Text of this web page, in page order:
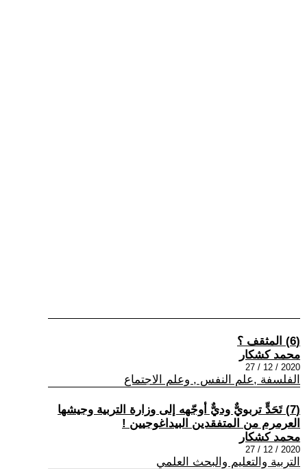
(6) المثقف ؟
محمد كشكار
2020 / 12 / 27
الفلسفة ,علم النفس , وعلم الاجتماع
(7) تَحَدٍّ تربويٌّ وديٌّ أوجّهه إلى وزارة التربية وجيشها
العرمرم من المتفقدين البيداغوجيين !
محمد كشكار
2020 / 12 / 27
التربية والتعليم والبحث العلمي